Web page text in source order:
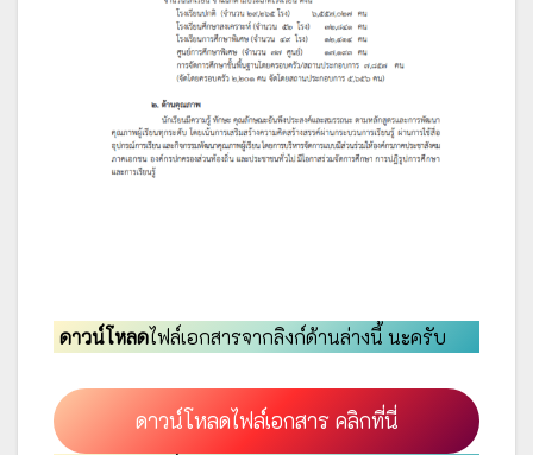
ดาวน์โหลดไฟล์เอกสารจากลิงก์ด้านล่างนี้ นะครับ
ดาวน์โหลดไฟล์เอกสาร คลิกที่นี่